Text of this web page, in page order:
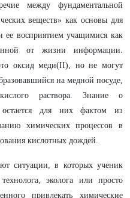
между фундаментальной
веществ» как основы для
ее восприятием учащимися как
от жизни информации.
оксид меди(II), но не могут
на медной посуде,
раствора. Знание о
для них фактом из
химических процессов в
кислотных дождей.
ситуации, в которых ученик
эколога или просто
привлекать химические